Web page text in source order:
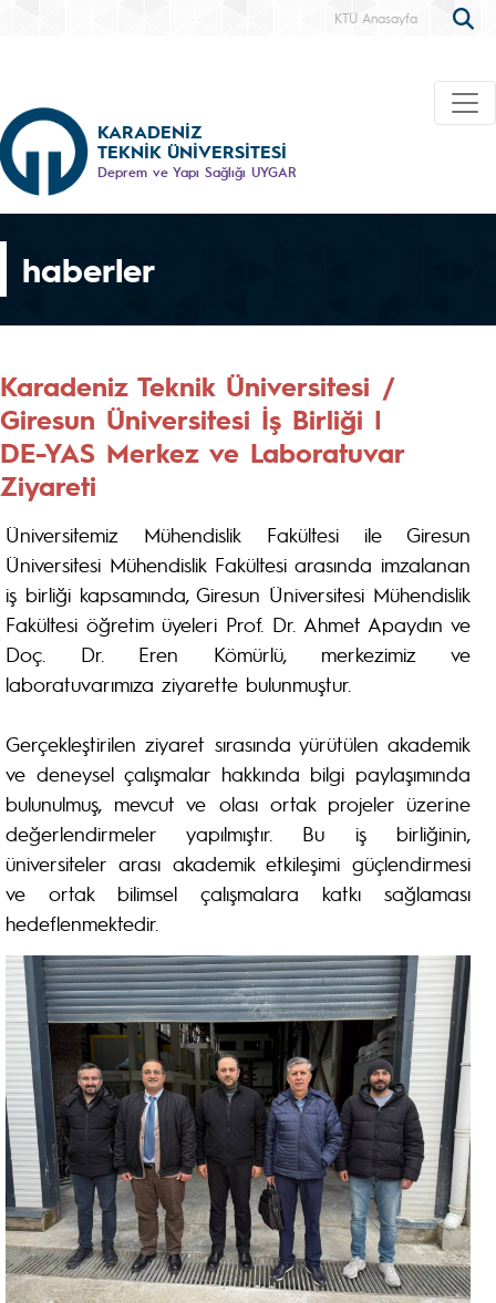
KTÜ Anasayfa
KARADENİZ
TEKNİK ÜNİVERSİTESİ
Deprem ve Yapı Sağlığı UYGAR
haberler
Karadeniz Teknik Üniversitesi /
Giresun Üniversitesi İş Birliği |
DE-YAS Merkez ve Laboratuvar
Ziyareti
Üniversitemiz Mühendislik Fakültesi ile Giresun
Üniversitesi Mühendislik Fakültesi arasında imzalanan
iş birliği kapsamında, Giresun Üniversitesi Mühendislik
Fakültesi öğretim üyeleri Prof. Dr. Ahmet Apaydın ve
Doç. Dr. Eren Kömürlü, merkezimiz ve
laboratuvarımıza ziyarette bulunmuştur.
Gerçekleştirilen ziyaret sırasında yürütülen akademik
ve deneysel çalışmalar hakkında bilgi paylaşımında
bulunulmuş, mevcut ve olası ortak projeler üzerine
değerlendirmeler yapılmıştır. Bu iş birliğinin,
üniversiteler arası akademik etkileşimi güçlendirmesi
ve ortak bilimsel çalışmalara katkı sağlaması
hedeflenmektedir.